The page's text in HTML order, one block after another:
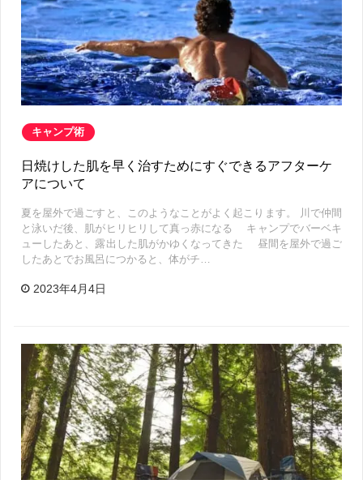
キャンプ術
日焼けした肌を早く治すためにすぐできるアフターケ
アについて
夏を屋外で過ごすと、このようなことがよく起こります。 川で仲間
と泳いだ後、肌がヒリヒリして真っ赤になる キャンプでバーベキ
ューしたあと、露出した肌がかゆくなってきた 昼間を屋外で過ご
したあとでお風呂につかると、体がチ…
2023年4月4日